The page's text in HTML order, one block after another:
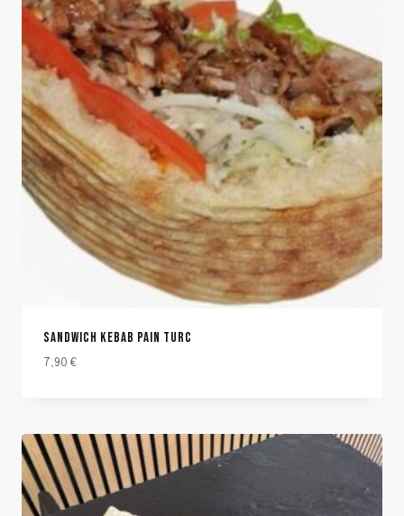
SANDWICH KEBAB PAIN TURC
7,90 €